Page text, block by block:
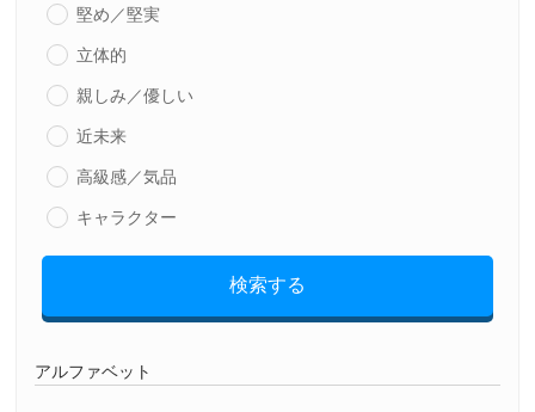
堅め／堅実
立体的
親しみ／優しい
近未来
高級感／気品
キャラクター
検索する
アルファベット